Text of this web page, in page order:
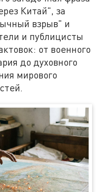
Китай", за
взрыв" и
и публицисты
от военного
до духовного
мирового